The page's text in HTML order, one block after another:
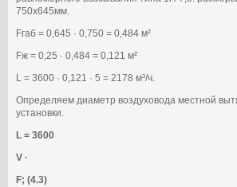
750х645мм.
Fгаб = 0,645 · 0,750 = 0,484 м²
Fж = 0,25 · 0,484 = 0,121 м²
L = 3600 · 0,121 · 5 = 2178 м³/ч.
Определяем диаметр воздуховода местной
установки.
L = 3600
V ·
F; (4.3)